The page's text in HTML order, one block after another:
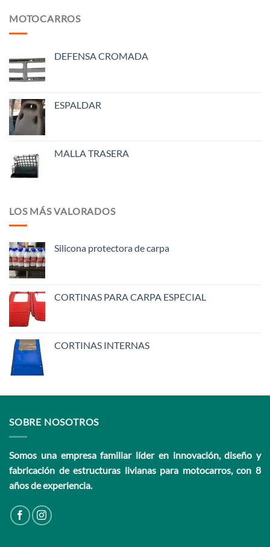
MOTOCARROS
DEFENSA CROMADA
ESPALDAR
MALLA TRASERA
LOS MÁS VALORADOS
Silicona protectora de carpa
CORTINAS PARA CARPA ESPECIAL
CORTINAS INTERNAS
SOBRE NOSOTROS
Somos una empresa familiar líder en innovación, diseño y
fabricación de estructuras livianas para motocarros, con 8
años de experiencia.